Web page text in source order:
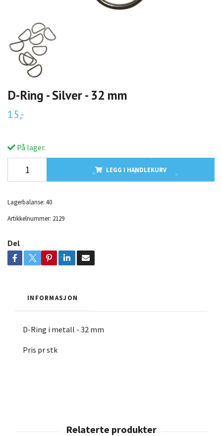
D-Ring - Silver - 32 mm
15,-
På lager.
LEGG I HANDLEKURV
Lagerbalanse: 40
Artikkelnummer: 2129
Del
INFORMASJON
D-Ring i metall - 32 mm
Pris pr stk